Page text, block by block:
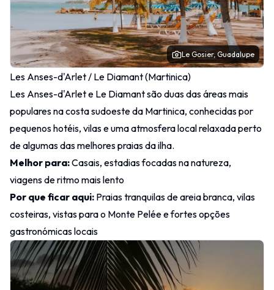
Le Gosier, Guadalupe
Les Anses-d'Arlet / Le Diamant (Martinica)
Les Anses-d'Arlet e Le Diamant são duas das áreas mais
populares na costa sudoeste da Martinica, conhecidas por
pequenos hotéis, vilas e uma atmosfera local relaxada perto
de algumas das melhores praias da ilha.
Melhor para:Casais, estadias focadas na natureza,
viagens de ritmo mais lento
Por que ficar aqui: Praias tranquilas de areia branca, vilas
costeiras, vistas para o Monte Pelée e fortes opções
gastronómicas locais